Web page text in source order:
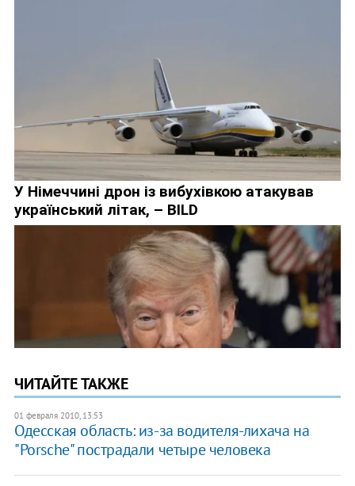
ЧИТАЙТЕ ТАКЖЕ
01 февраля 2010, 13:53
Одесская область: из-за водителя-лихача на
"Porsche" пострадали четыре человека